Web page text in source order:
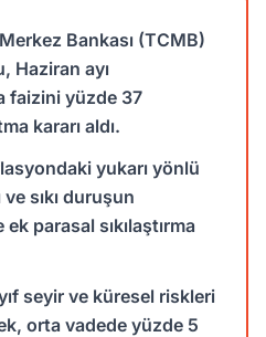
Bankası (TCMB)
Haziran ayı
faizini yüzde 37
kararı aldı.
yukarı yönlü
sıkı duruşun
parasal sıkılaştırma
seyir ve küresel riskleri
orta vadede yüzde 5